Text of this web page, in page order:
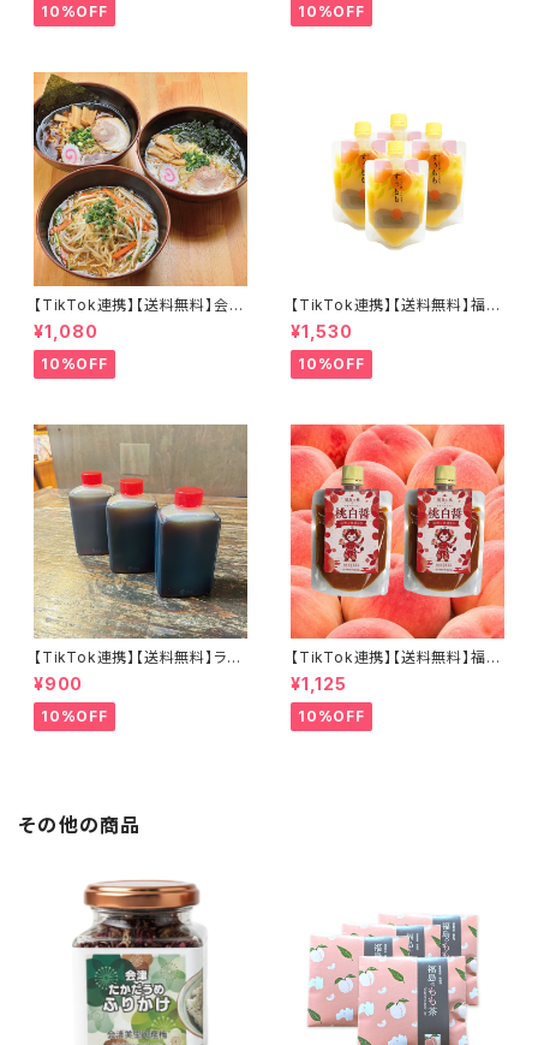
分！
10%OFF 10%OFF
【TikTok連携】【送料無料】会津
山塩ラーメン 喜多方ラーメン 西
会津味噌ラーメン 会津三大ラー
メン3食セット
¥1,080
10%OFF
【TikTok連携】【送料無料】福島
の桃、そのまま。 すぅもも×4個
セット とろ～り濃密 常温保存
可能
¥1,530
10%OFF
【TikTok連携】【送料無料】ラー
メン屋が作る本物のチャーシュ
ー専用だれ３個セット（８０ｃｃ×
３個）焼き豚 煮豚 焼き肉 和風
こだわり素材 肉用ソース ステー
¥900
10%OFF
【TikTok連携】【送料無料】福島
の桃 桃白醤 麻辣万能調味料2
個セット 無添加 化学調味料不
使用 麻辣湯 中華料理 万能調味
料 会津ブランド館 福島県産桃
¥1,125
10%OFF
その他の商品